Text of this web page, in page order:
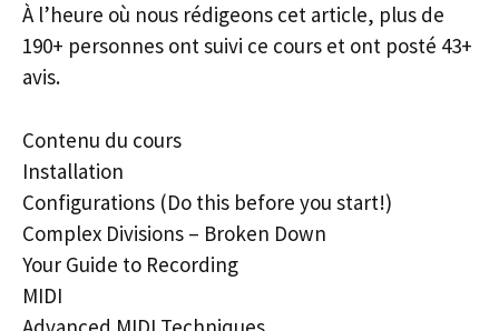
À l’heure où nous rédigeons cet article, plus de
190+ personnes ont suivi ce cours et ont posté 43+
avis.
Contenu du cours
Installation
Configurations (Do this before you start!)
Complex Divisions – Broken Down
Your Guide to Recording
MIDI